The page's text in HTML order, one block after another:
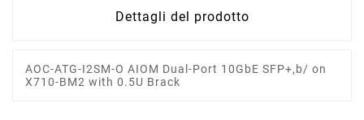
Dettagli del prodotto
AOC-ATG-I2SM-O AIOM Dual-Port 10GbE SFP+,b/ on
X710-BM2 with 0.5U Brack